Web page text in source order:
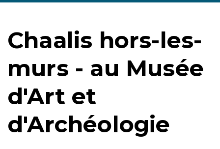
Chaalis hors-les-
murs - au Musée
d'Art et
d'Archéologie